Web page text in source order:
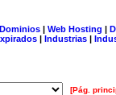
| Web Hosting |
| Industrias |
[Pág.